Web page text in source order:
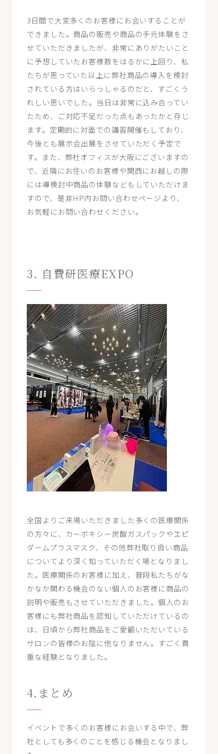
3日間で大変多くのお客様にお会いすることが
できました。商品の販売や商品の手元体験をさ
せていただきましたが、非常にありがたいこと
に予想していたお客様数をはるかに上回り、私
たちが思っていた以上に弊社商品の導入を検討
されている方はいらっしゃるのだと、すごくう
れしい思いでした。当日は非常に込み合ってい
たため、ご対応不足だった点もあったかと存じ
ます。定期的に対面での講習開催もしており、
今後とも展示会出展をさせていただく予定で
す。また、弊社オフィスが大阪にございますの
で、近隣にお住いのお客様や関西にお越しの際
には導検討中商品の体験などもしていただけま
すので、是非HP内お問い合わせページより、
お気軽にお問い合わせください。
3. 自費研医療EXPO
全国よりご来場いただきました多くの医療関係
の方々に、カーボキシー炭酸ガスパックやエピ
ダームプラスマスク、その他弊社取り扱い商品
についてより深く知っていただく場となりまし
た。医療関係のお客様に加え、普段私たちがな
かなか関わる機会のない個人のお客様に商品の
説明や販売もさせていただきました。個人のお
客様にも弊社商品を認知していただけているの
は、日頃から弊社商品をご愛顧いただいている
サロンの皆様のお陰に他なりません。すごく貴
重な経験となりました。
4.まとめ
イベントで多くのお客様にお会いする中で、弊
社としても多くのことを感じる機会となりまし